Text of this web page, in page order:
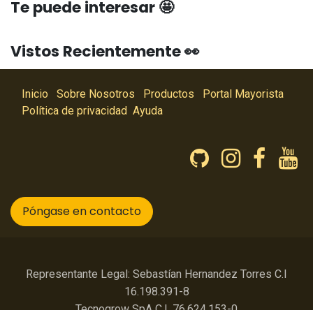
Te puede interesar 🤩
Vistos Recientemente 👀
Inicio Sobre Nosotros Productos
Portal Mayorista
Política de privacidad Ayuda
Póngase en contacto
Representante Legal: Sebastían Hernandez Torres C.I
16.198.391-8